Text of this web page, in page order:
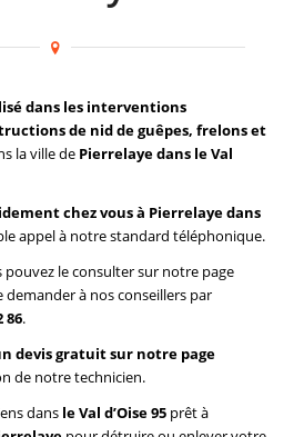
dans les interventions
de nid de guêpes, frelons et
la ville de Pierrelaye dans le Val
chez vous à Pierrelaye dans
appel à notre standard téléphonique.
pouvez le consulter sur notre page
demander à nos conseillers par
86.
devis gratuit sur notre page
de notre technicien.
dans le Val d’Oise 95 prêt à